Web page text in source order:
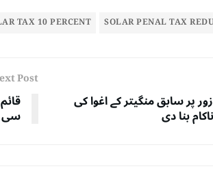
SOLAR PENAL TAX
TAX 10 PERCENT
پر سابق منگیتر کے اغوا کی
بنا دی
Post
سی